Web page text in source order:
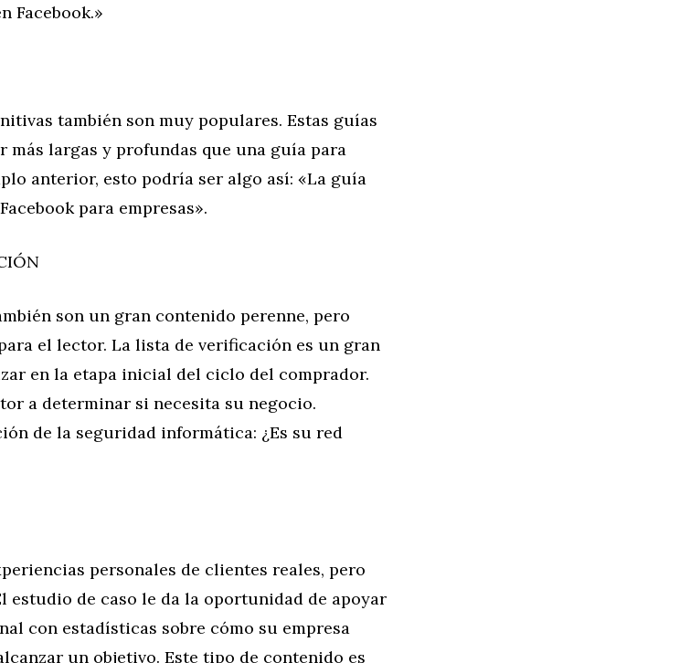
Facebook.»
también son muy populares. Estas guías
más largas y profundas que una guía para
anterior, esto podría ser algo así: «La guía
para empresas».
son un gran contenido perenne, pero
el lector. La lista de verificación es un gran
en la etapa inicial del ciclo del comprador.
a determinar si necesita su negocio.
de la seguridad informática: ¿Es su red
personales de clientes reales, pero
estudio de caso le da la oportunidad de apoyar
con estadísticas sobre cómo su empresa
un objetivo. Este tipo de contenido es